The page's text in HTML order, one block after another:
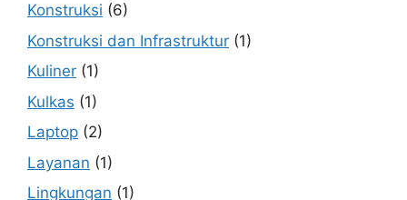
Konstruksi (6)
Konstruksi dan Infrastruktur (1)
Kuliner (1)
Kulkas (1)
Laptop (2)
Layanan (1)
Lingkungan (1)